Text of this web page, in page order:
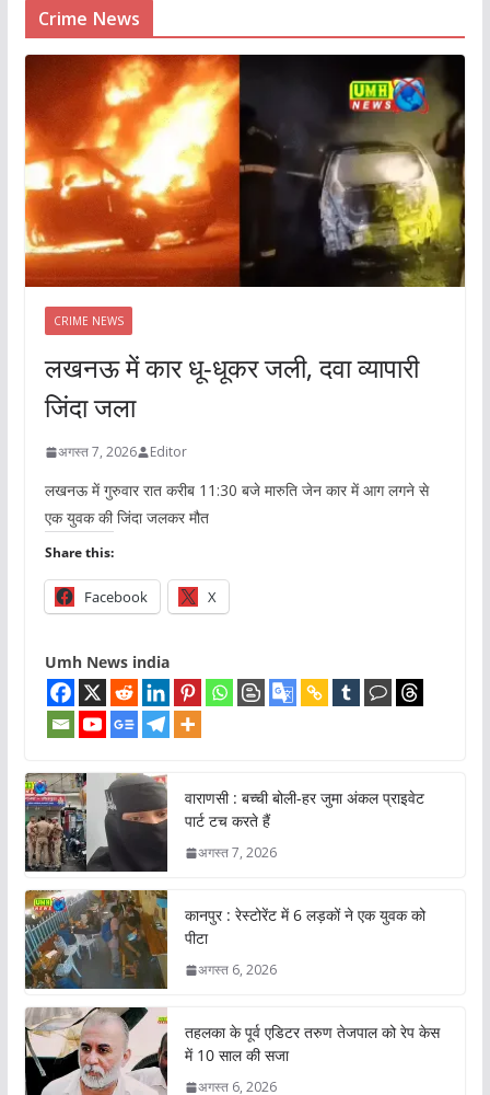
Crime News
CRIME NEWS
लखनऊ में कार धू-धूकर जली, दवा व्यापारी
जिंदा जला
अगस्त 7, 2026 Editor
लखनऊ में गुरुवार रात करीब 11:30 बजे मारुति जेन कार में आग लगने से
एक युवक की जिंदा जलकर मौत
Share this:
Facebook X
Umh News india
वाराणसी : बच्ची बोली-हर जुमा अंकल प्राइवेट
पार्ट टच करते हैं
अगस्त 7, 2026
कानपुर : रेस्टोरेंट में 6 लड़कों ने एक युवक को
पीटा
अगस्त 6, 2026
तहलका के पूर्व एडिटर तरुण तेजपाल को रेप केस
में 10 साल की सजा
अगस्त 6, 2026